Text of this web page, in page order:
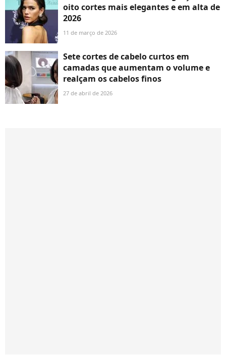
oito cortes mais elegantes e em alta de
2026
11 de março de 2026
Sete cortes de cabelo curtos em
camadas que aumentam o volume e
realçam os cabelos finos
27 de abril de 2026